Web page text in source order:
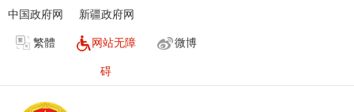
中国政府网 新疆政府网
繁體 网站无障
碍
微博